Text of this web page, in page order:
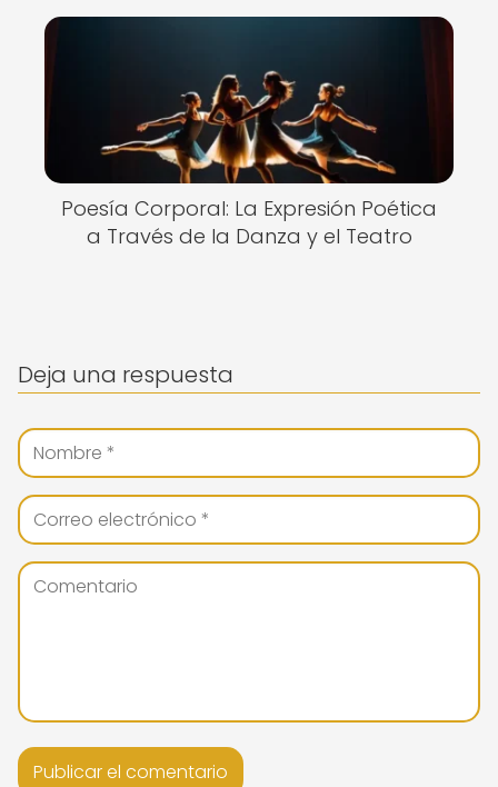
Poesía Corporal: La Expresión Poética
a Través de la Danza y el Teatro
Deja una respuesta